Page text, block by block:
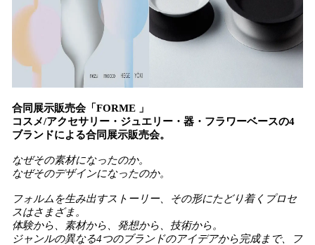
合同展示販売会「FORME 」
コスメ/アクセサリー・ジュエリー・器・フラワーベースの4
ブランドによる合同展示販売会。
なぜその素材になったのか。
なぜそのデザインになったのか。
フォルムを生み出すストーリー、その形にたどり着くプロセ
スはさまざま。
体験から、素材から、発想から、技術から。
ジャンルの異なる4つのブランドのアイデアから完成まで、フ